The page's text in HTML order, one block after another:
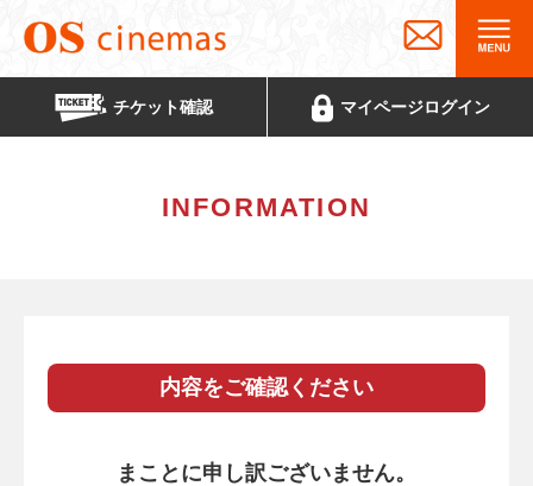
チケット確認 マイページログイン
INFORMATION
内容をご確認ください
まことに申し訳ございません。